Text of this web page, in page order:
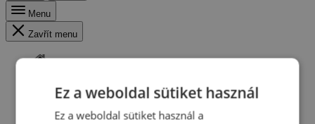
Menu
Zavřít menu
Penzion Auróra Vendégház
Vélemények és értékelések: Penzion Auróra Vendégház
Ez a weboldal sütiket használ
Ez a weboldal sütiket használ a